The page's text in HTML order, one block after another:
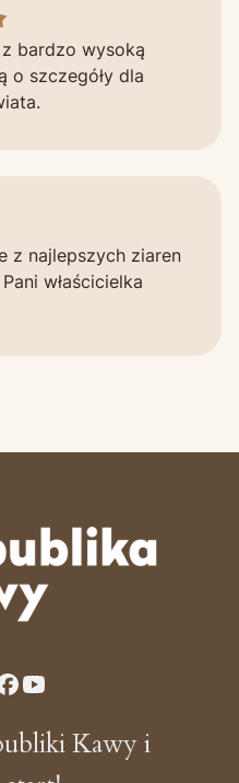
of: 5
bardzo wysoką
o szczegóły dla
5
z najlepszych ziaren
właścicielka
Kawy i